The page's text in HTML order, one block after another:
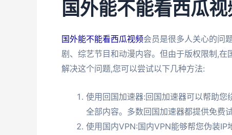
国外能不能看西瓜
国外能不能看西瓜视频会员是很多人关心的问
剧、综艺节目和动漫内容。但由于版权限制,
解决这个问题,您可以尝试以下几种方法:
使用回国加速器:回国加速器可以帮助
全部内容。多数回国加速器都提供免费
使用国内VPN:国内VPN能够帮您伪装